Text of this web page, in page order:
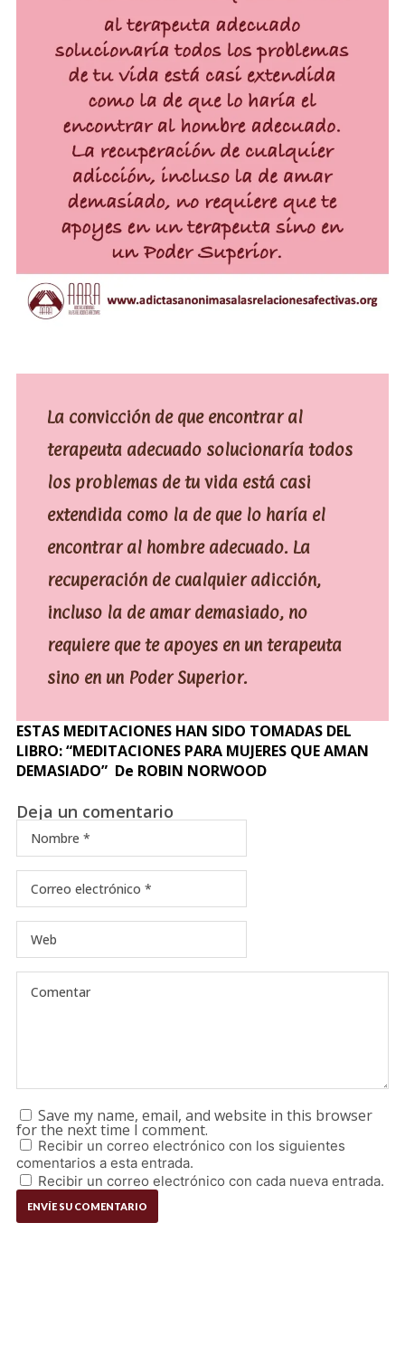
La convicción de que encontrar al
terapeuta adecuado solucionaría todos
los problemas de tu vida está casi
extendida como la de que lo haría el
encontrar al hombre adecuado. La
recuperación de cualquier adicción,
incluso la de amar demasiado, no
requiere que te apoyes en un terapeuta
sino en un Poder Superior.
ESTAS MEDITACIONES HAN SIDO TOMADAS DEL
LIBRO: “MEDITACIONES PARA MUJERES QUE AMAN
DEMASIADO” De ROBIN NORWOOD
Deja un comentario
Save my name, email, and website in this browser
for the next time I comment.
Recibir un correo electrónico con los siguientes
comentarios a esta entrada.
Recibir un correo electrónico con cada nueva entrada.